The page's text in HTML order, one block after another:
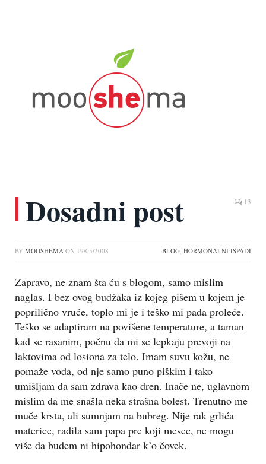
Dosadni post 13
BY MOOSHEMA ON 19/05/2008 BLOG, HORMONALNI ISPADI
Zapravo, ne znam šta ću s blogom, samo mislim
naglas. I bez ovog budžaka iz kojeg pišem u kojem je
poprilično vruće, toplo mi je i teško mi pada proleće.
Teško se adaptiram na povišene temperature, a taman
kad se rasanim, počnu da mi se lepkaju prevoji na
laktovima od losiona za telo. Imam suvu kožu, ne
pomaže voda, od nje samo puno piškim i tako
umišljam da sam zdrava kao dren. Inače ne, uglavnom
mislim da me snašla neka strašna bolest. Trenutno me
muče krsta, ali sumnjam na bubreg. Nije rak grlića
materice, radila sam papa pre koji mesec, ne mogu
više da budem ni hipohondar k’o čovek.